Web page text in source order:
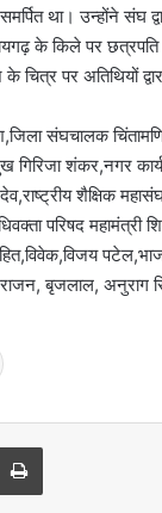
था। उन्होंने संघ
के किले पर छत्रपति
पर अतिथियों
संघचालक
शंकर,नगर
शैक्षिक
परिषद महामंत्री
बृजलाल, अनुराग
Email Print